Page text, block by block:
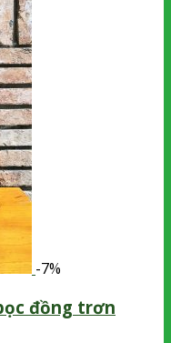
-7%
đồng trơn